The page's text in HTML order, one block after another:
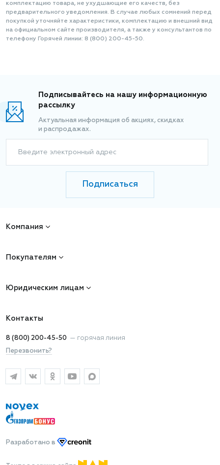
комплектацию товара, не ухудшающие его качеств, без
предварительного уведомления. В случае любых сомнений перед
покупкой уточняйте характеристики, комплектацию и внешний вид
на официальном сайте производителя, а также у консультантов по
телефону Горячей линии: 8 (800) 200-45-50.
Подписывайтесь на нашу информационную
рассылку
Актуальная информация об акциях, скидках
и распродажах.
Введите электронный адрес
Подписаться
Компания
Покупателям
Юридическим лицам
Контакты
8 (800) 200-45-50 — горячая линия
Перезвонить?
Разработано в